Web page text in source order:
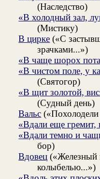
(Наследство)
«В холодный зал,
(Мистику)
В цирке («С
зрачками...»)
«В чаще шорох
«В чистом поле, у
(Святогор)
«В щит золотой,
(Судный день)
Вальс («Похолодели
«Вдали еще гремит,
«Вдали темно и
бор)
Вдовец («Железный
колыбелью...»)